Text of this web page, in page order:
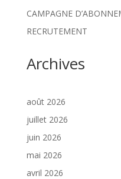
CAMPAGNE
RECRUTEMENT
Archives
août 2026
juillet 2026
juin 2026
mai 2026
avril 2026